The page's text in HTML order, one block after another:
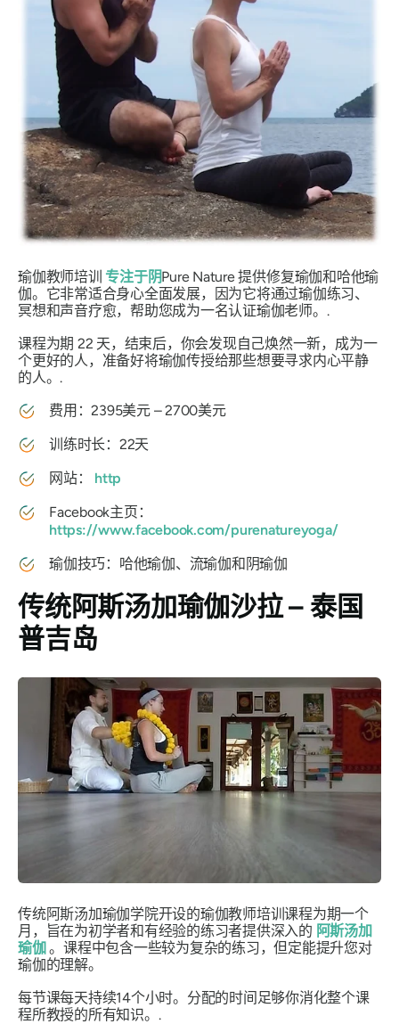
瑜伽教师培训 专注于阴Pure Nature 提供修复瑜伽和哈他瑜
伽。它非常适合身心全面发展，因为它将通过瑜伽练习、
冥想和声音疗愈，帮助您成为一名认证瑜伽老师。.
课程为期 22 天，结束后，你会发现自己焕然一新，成为一
个更好的人，准备好将瑜伽传授给那些想要寻求内心平静
的人。.
费用：2395美元 – 2700美元
训练时长：22天
网站： http
Facebook主页：
https://www.facebook.com/purenatureyoga/
瑜伽技巧：哈他瑜伽、流瑜伽和阴瑜伽
传统阿斯汤加瑜伽沙拉 – 泰国
普吉岛
传统阿斯汤加瑜伽学院开设的瑜伽教师培训课程为期一个
月，旨在为初学者和有经验的练习者提供深入的 阿斯汤加
瑜伽。课程中包含一些较为复杂的练习，但定能提升您对
瑜伽的理解。
每节课每天持续14个小时。分配的时间足够你消化整个课
程所教授的所有知识。.